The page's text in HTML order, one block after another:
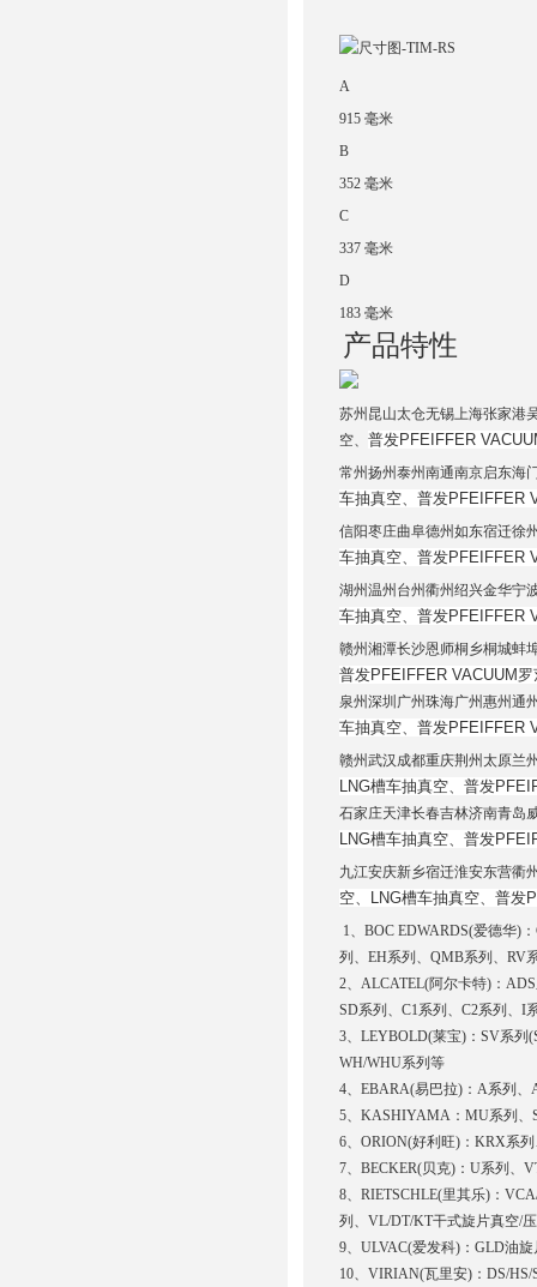
A
915 毫米
B
352 毫米
C
337 毫米
D
183 毫米
产品特性
苏州昆山太仓无锡上海张家港
空、 普发PFEIFFER
常州扬州泰州南通南京启东海
车抽真空、 普发PFEIFFER
信阳枣庄曲阜德州如东宿迁徐
车抽真空、 普发PFEIFFER
湖州温州台州衢州绍兴金华宁
车抽真空、 普发PFEIFFER
赣州湘潭长沙恩师桐乡桐城蚌
普发PFEIFFER VACUUM
泉州深圳广州珠海广州惠州通
车抽真空、 普发PFEIFFER
赣州武汉成都重庆荆州太原兰
LNG槽车抽真空、 普发
石家庄天津长春吉林济南青岛
LNG槽车抽真空、 普发
九江安庆新乡宿迁淮安东营衢
空、LNG槽车抽真空、 普发
1、BOC EDWARDS(爱德华)
列、EH系列、QMB系列、RV
2、ALCATEL(阿尔卡特)：
SD系列、C1系列、C2系列、I
3、LEYBOLD(莱宝)：SV系列
WH/WHU系列等
4、EBARA(易巴拉)：A系列
5、KASHIYAMA：MU系列、
6、ORION(好利旺)：KRX系
7、BECKER(贝克)：U系列、
8、RIETSCHLE(里其乐)：
列、VL/DT/KT干式旋片真空/
9、ULVAC(爱发科)：GLD油
10、VIRIAN(瓦里安)：DS/